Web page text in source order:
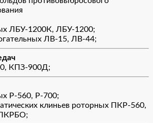
ЛБУ-1200К, ЛБУ-1200;
ЛВ-15, ЛВ-44;
КПЗ-900Д;
Р-560, Р-700;
клиньев роторных ПКР-560,